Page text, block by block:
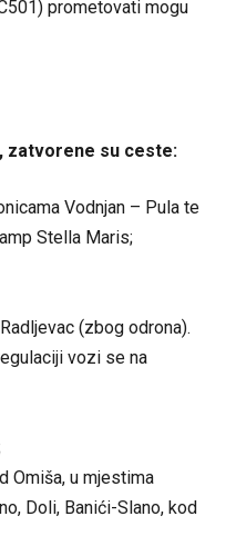
prometovati mogu
zatvorene su ceste:
Vodnjan – Pula te
Stella Maris;
(zbog odrona).
vozi se na
Omiša, u mjestima
Doli, Banići-Slano, kod